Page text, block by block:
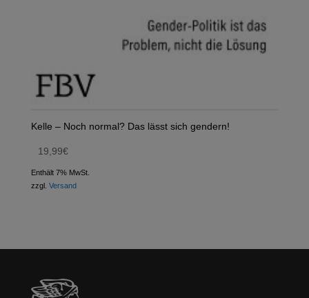
Kelle – Noch normal? Das lässt sich gendern!
19,99€
Enthält 7% MwSt.
zzgl. Versand